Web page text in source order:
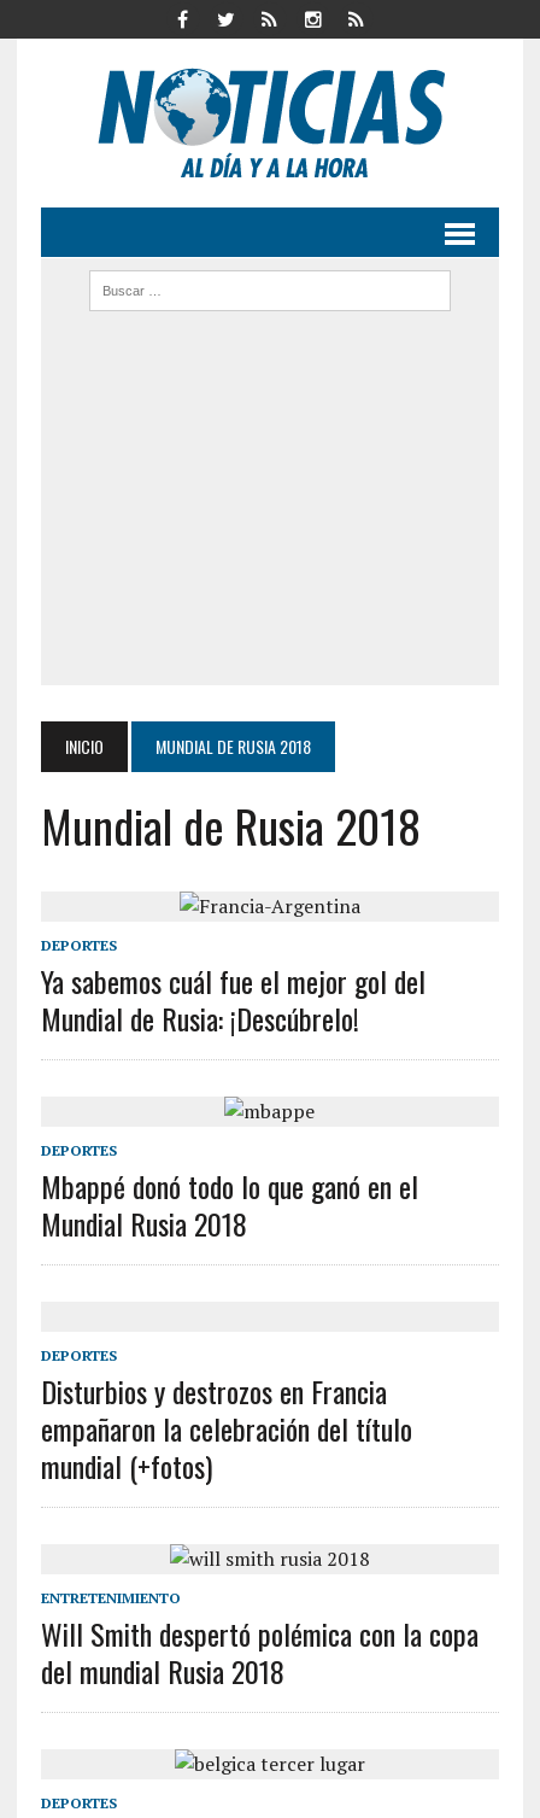
INICIO MUNDIAL DE RUSIA 2018
Mundial de Rusia 2018
DEPORTES
Ya sabemos cuál fue el mejor gol del
Mundial de Rusia: ¡Descúbrelo!
DEPORTES
Mbappé donó todo lo que ganó en el
Mundial Rusia 2018
DEPORTES
Disturbios y destrozos en Francia
empañaron la celebración del título
mundial (+fotos)
ENTRETENIMIENTO
Will Smith despertó polémica con la copa
del mundial Rusia 2018
DEPORTES